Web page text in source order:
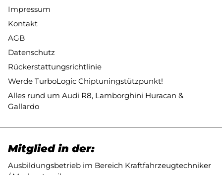
Impressum
Kontakt
AGB
Datenschutz
Rückerstattungsrichtlinie
Werde TurboLogic Chiptuningstützpunkt!
Alles rund um Audi R8, Lamborghini Huracan &
Gallardo
Mitglied in der:
Ausbildungsbetrieb im Bereich Kraftfahrzeugtechniker